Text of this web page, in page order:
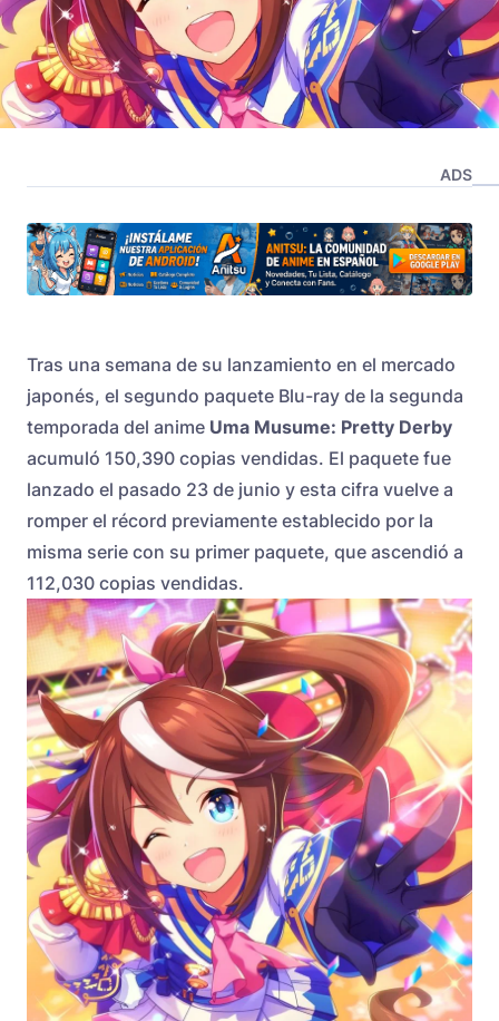
ADS
Tras una semana de su lanzamiento en el mercado
japonés, el segundo paquete Blu-ray de la segunda
temporada del anime Uma Musume: Pretty Derby
acumuló 150,390 copias vendidas. El paquete fue
lanzado el pasado 23 de junio y esta cifra vuelve a
romper el récord previamente establecido por la
misma serie con su primer paquete, que ascendió a
112,030 copias vendidas.